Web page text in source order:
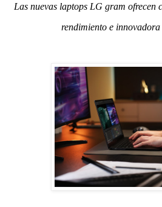
Las nuevas laptops LG gram ofrecen
rendimiento e